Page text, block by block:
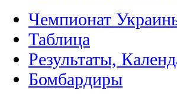
Чемпионат
Таблица
Результаты,
Бомбардиры